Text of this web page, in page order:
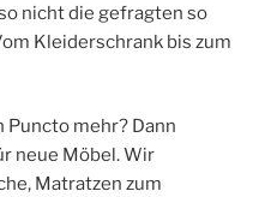
nicht die gefragten so
Kleiderschrank bis zum
Puncto mehr? Dann
neue Möbel. Wir
Matratzen zum